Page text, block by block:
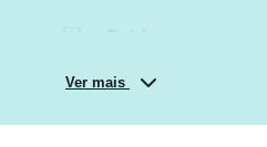
Lavoisier Vila Maria
Ver mais